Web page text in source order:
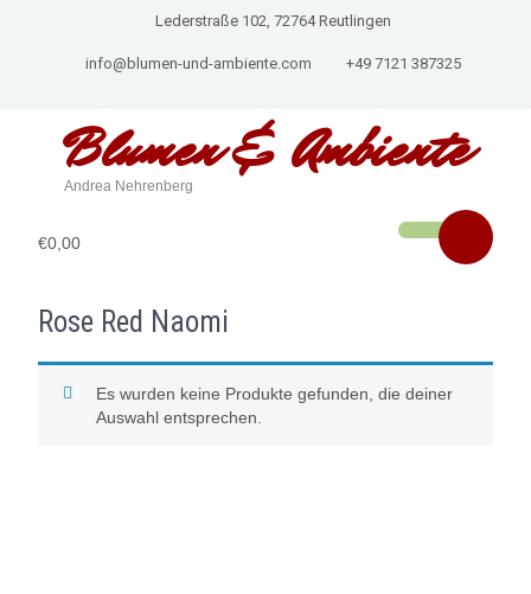
Lederstraße 102, 72764 Reutlingen
info@blumen-und-ambiente.com +49 7121 387325
Blumen & Ambiente
Andrea Nehrenberg
€0,00
Rose Red Naomi
Es wurden keine Produkte gefunden, die deiner
Auswahl entsprechen.